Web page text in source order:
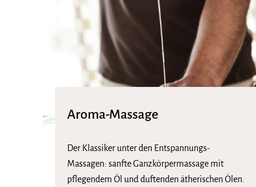
Aroma-Massage
Der Klassiker unter den Entspannungs-
Massagen: sanfte Ganzkörpermassage mit
pflegendem Öl und duftenden ätherischen Ölen.